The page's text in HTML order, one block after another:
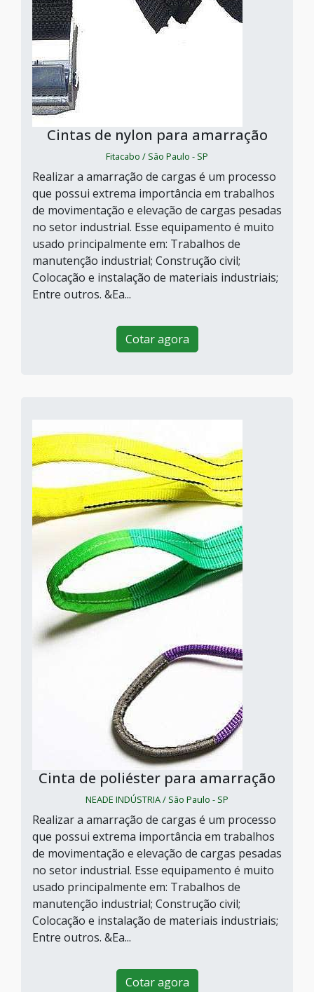
Cintas de nylon para amarração
Fitacabo / São Paulo - SP
Realizar a amarração de cargas é um processo
que possui extrema importância em trabalhos
de movimentação e elevação de cargas pesadas
no setor industrial. Esse equipamento é muito
usado principalmente em: Trabalhos de
manutenção industrial; Construção civil;
Colocação e instalação de materiais industriais;
Entre outros. &Ea...
Cotar agora
Cinta de poliéster para amarração
NEADE INDÚSTRIA / São Paulo - SP
Realizar a amarração de cargas é um processo
que possui extrema importância em trabalhos
de movimentação e elevação de cargas pesadas
no setor industrial. Esse equipamento é muito
usado principalmente em: Trabalhos de
manutenção industrial; Construção civil;
Colocação e instalação de materiais industriais;
Entre outros. &Ea...
Cotar agora